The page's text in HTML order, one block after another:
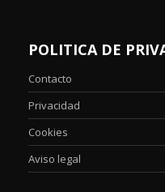
POLITICA DE
Contacto
Privacidad
Cookies
Aviso legal